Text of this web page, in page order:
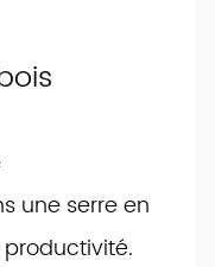
une serre en